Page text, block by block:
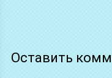
Оставить